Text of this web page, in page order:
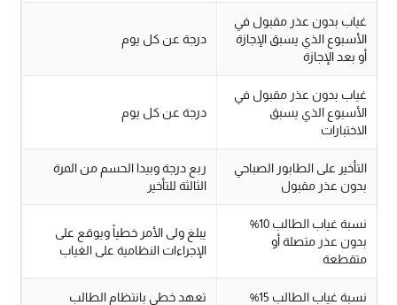
غياب بدون عذر مقبول في
الأسبوع الذي يسبق الإجازة
أو بعد الإجازة
درجة عن كل يوم
غياب بدون عذر مقبول في
الأسبوع الذي يسبق
الاختبارات
درجة عن كل يوم
التأخير على الطابور الصباحي
بدون عذر مقبول
ربع درجة وبيدا الحسم من المرة
الثالثة للتأخير
نسبة غياب الطالب 10%
بدون عذر متصلة أو
متقطعة
يبلغ ولى الأمر خطياً ويوقع على
الإجراءات النظامية على الغياب
نسبة غياب الطالب 15%
تعهد خطي بانتظام الطالب